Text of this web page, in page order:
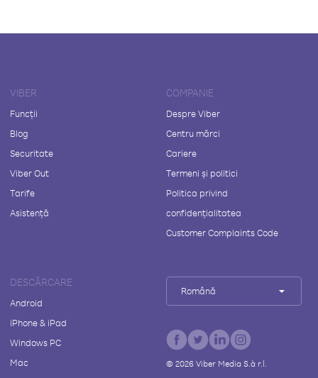
VIBER
Funcții
Blog
Securitate
Viber Out
Tarife
Asistență
COMPANIE
Despre Viber
Centru mărci
Cariere
Termeni și politici
Politica privind
confidențialitatea
Customer Complaints Code
DESCĂRCARE
Android
iPhone & iPad
Windows PC
Mac
Română
© 2026Viber Media S.à r.l.